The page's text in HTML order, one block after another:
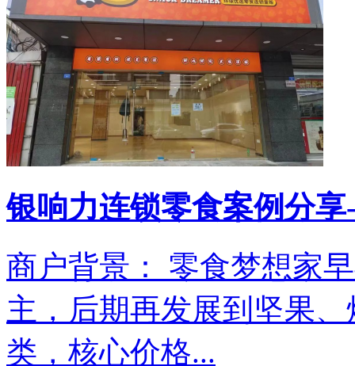
银响力连锁零食案例分
商户背景： 零食梦想家
主，后期再发展到坚果
类，核心价格...